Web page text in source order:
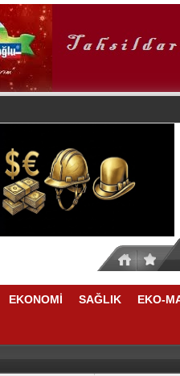
EKONOMİ SAĞLIK EKO-